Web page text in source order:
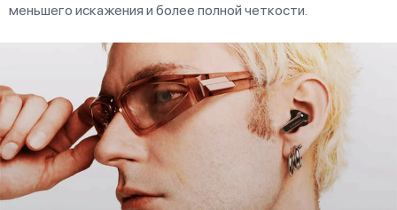
меньшего искажения и более полной четкости.